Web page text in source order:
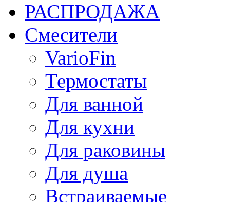
РАСПРОДАЖА
Смесители
VarioFin
Термостаты
Для ванной
Для кухни
Для раковины
Для душа
Встраиваемые